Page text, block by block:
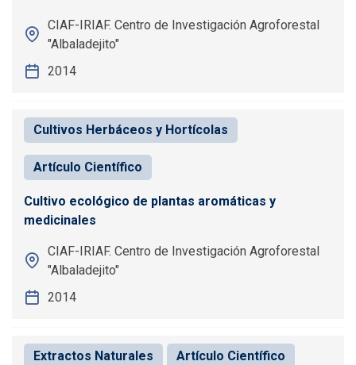
CIAF-IRIAF. Centro de Investigación Agroforestal
"Albaladejito"
2014
Cultivos Herbáceos y Hortícolas
Artículo Científico
Cultivo ecológico de plantas aromáticas y
medicinales
CIAF-IRIAF. Centro de Investigación Agroforestal
"Albaladejito"
2014
Extractos Naturales Artículo Científico